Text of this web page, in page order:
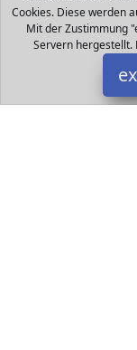
Cookies. Diese werden
Mit der Zustimmung
Servern hergestellt.